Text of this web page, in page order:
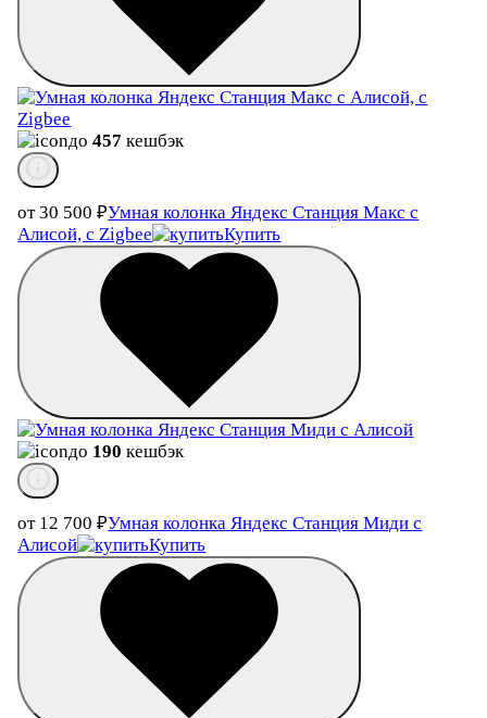
до457 кешбэк
от 30 500₽Умная колонка Яндекс Станция Макс с
Алисой, c Zigbee
Купить
до 190 кешбэк
от 12 700₽Умная колонка Яндекс Станция Миди с
Алисой
Купить